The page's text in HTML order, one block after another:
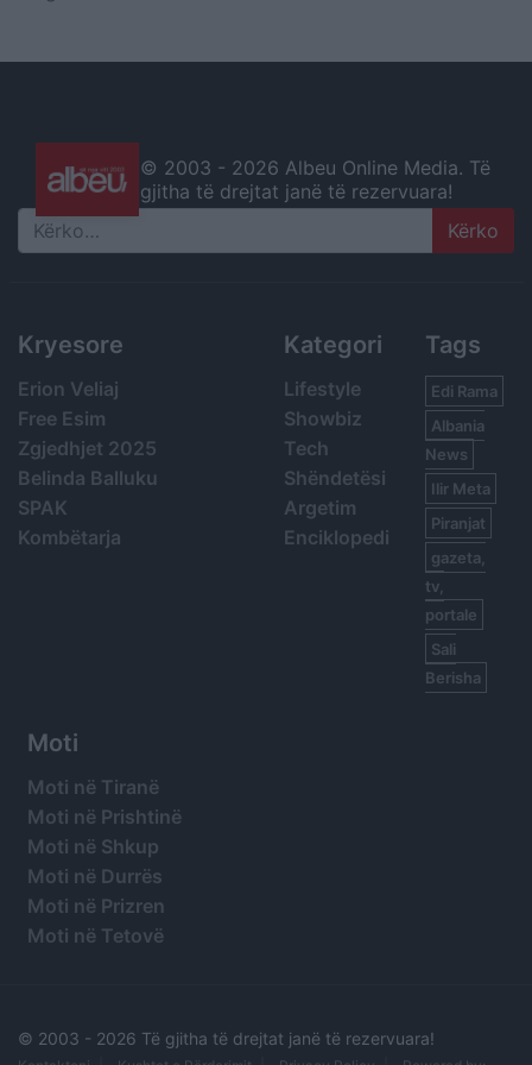
© 2003 - 2026 Albeu Online Media. Të
gjitha të drejtat janë të rezervuara!
Search
Kryesore
Erion Veliaj
Free Esim
Zgjedhjet 2025
Belinda Balluku
SPAK
Kombëtarja
Kategori
Lifestyle
Showbiz
Tech
Shëndetësi
Argetim
Enciklopedi
Tags
Edi Rama
Albania
News
Ilir Meta
Piranjat
gazeta,
tv,
portale
Sali
Berisha
Moti
Moti në Tiranë
Moti në Prishtinë
Moti në Shkup
Moti në Durrës
Moti në Prizren
Moti në Tetovë
© 2003 - 2026 Të gjitha të drejtat janë të rezervuara!